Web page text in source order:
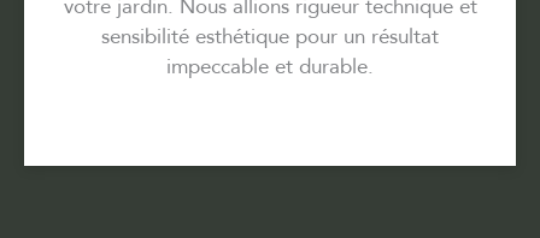
votre jardin. Nous allions rigueur technique et
sensibilité esthétique pour un résultat
impeccable et durable.